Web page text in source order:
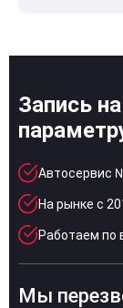
Запись
Автосервис
На рынке с
Работаем по
Мы